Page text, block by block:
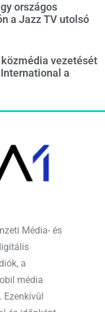
országos
a Jazz TV utolsó
vezetését
a
Média- és
a
média